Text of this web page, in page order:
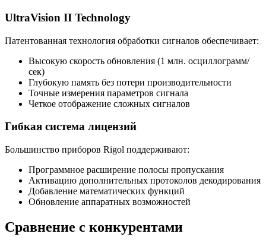
UltraVision II Technology
Патентованная технология обработки сигналов обеспечивает:
Высокую скорость обновления (1 млн. осциллограмм/
сек)
Глубокую память без потери производительности
Точные измерения параметров сигнала
Четкое отображение сложных сигналов
Гибкая система лицензий
Большинство приборов Rigol поддерживают:
Программное расширение полосы пропускания
Активацию дополнительных протоколов декодирования
Добавление математических функций
Обновление аппаратных возможностей
Сравнение с конкурентами